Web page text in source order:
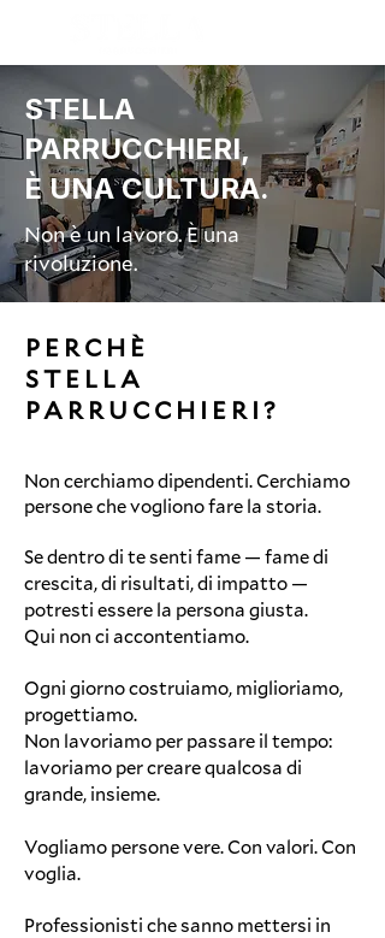
STELLA
PARRUCCHIERI,
È UNA CULTURA.
Non è un lavoro. È una
rivoluzione.
PERCHÈ
STELLA
PARRUCCHIERI?
Non cerchiamo dipendenti. Cerchiamo
persone che vogliono fare la storia.
Se dentro di te senti fame — fame di
crescita, di risultati, di impatto —
potresti essere la persona giusta.
Qui non ci accontentiamo.
Ogni giorno costruiamo, miglioriamo,
progettiamo.
Non lavoriamo per passare il tempo:
lavoriamo per creare qualcosa di
grande, insieme.
Vogliamo persone vere. Con valori. Con
voglia.
Professionisti che sanno mettersi in